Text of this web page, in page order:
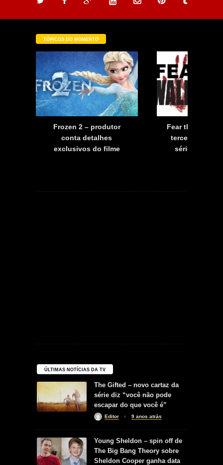
TÓPICOS DO MOMENTO
Frozen 2 – produtor
conta detalhes
exclusivos do filme
Fear the
terceira
série já tem
ÚLTIMAS NOTÍCIAS DA TV
The Gifted – novo cartaz da
série diz “você não pode
escapar do que você é”
Editor 9 anos atrás
Young Sheldon – spin off de
The Big Bang Theory sobre
Sheldon Cooper ganha data